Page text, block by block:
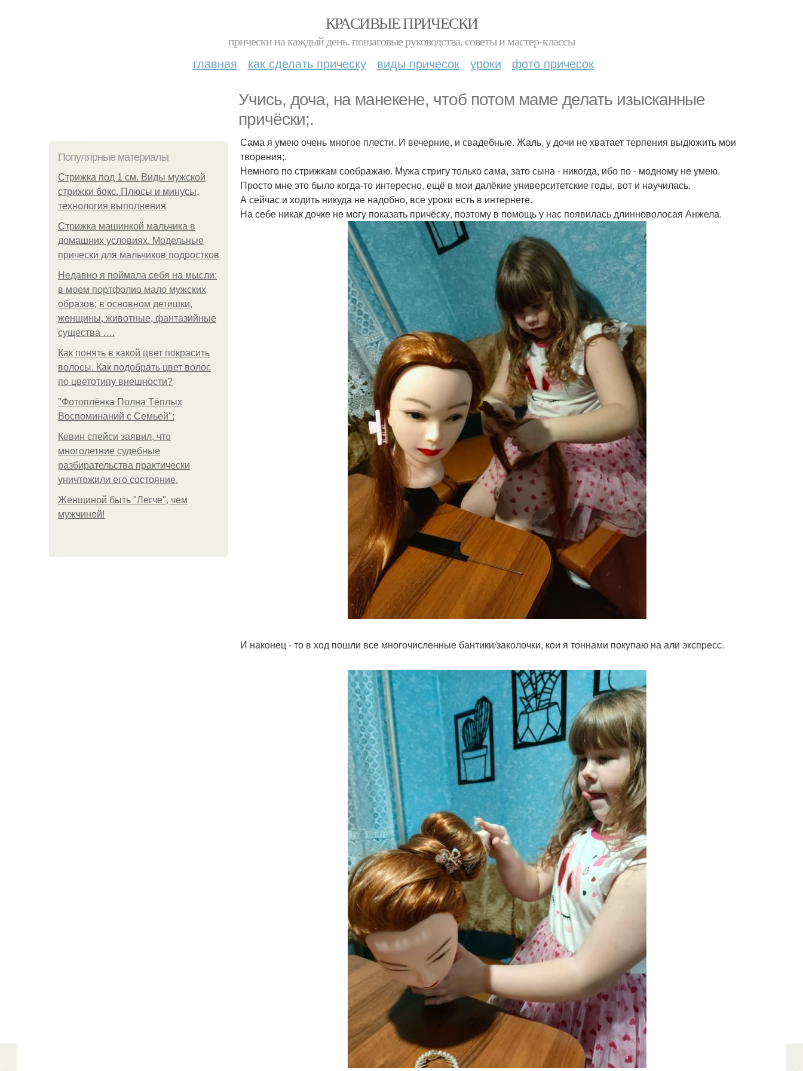
КРАСИВЫЕ ПРИЧЕСКИ
прически на каждый день. пошаговые руководства, советы и мастер-классы
главная как сделать прическу виды причесок уроки фото причесок
Учись, доча, на манекене, чтоб потом маме делать изысканные
причёски;.
Популярные материалы
Стрижка под 1 см. Виды мужской
стрижки бокс. Плюсы и минусы,
технология выполнения
Стрижка машинкой мальчика в
домашних условиях. Модельные
прически для мальчиков подростков
Недавно я поймала себя на мысли:
в моем портфолио мало мужских
образов; в основном детишки,
женщины, животные, фантазийные
существа ….
Как понять в какой цвет покрасить
волосы. Как подобрать цвет волос
по цветотипу внешности?
"Фотоплёнка Полна Тёплых
Воспоминаний с Семьей":
Кевин спейси заявил, что
многолетние судебные
разбирательства практически
уничтожили его состояние.
Женщиной быть "Легче", чем
мужчиной!
Сама я умею очень многое плести. И вечерние, и свадебные. Жаль, у дочи не хватает терпения выдюжить мои
творения;.
Немного по стрижкам соображаю. Мужа стригу только сама, зато сына - никогда, ибо по - модному не умею.
Просто мне это было когда-то интересно, ещё в мои далёкие университетские годы, вот и научилась.
А сейчас и ходить никуда не надобно, все уроки есть в интернете.
На себе никак дочке не могу показать причёску, поэтому в помощь у нас появилась длинноволосая Анжела.
И наконец - то в ход пошли все многочисленные бантики/заколочки, кои я тоннами покупаю на али экспресс.